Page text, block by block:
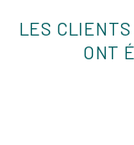
LES
ONT